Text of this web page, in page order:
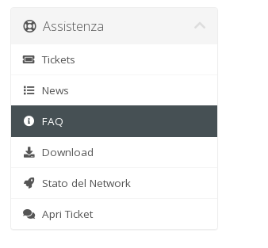
Assistenza
Tickets
News
FAQ
Download
Stato del Network
Apri Ticket